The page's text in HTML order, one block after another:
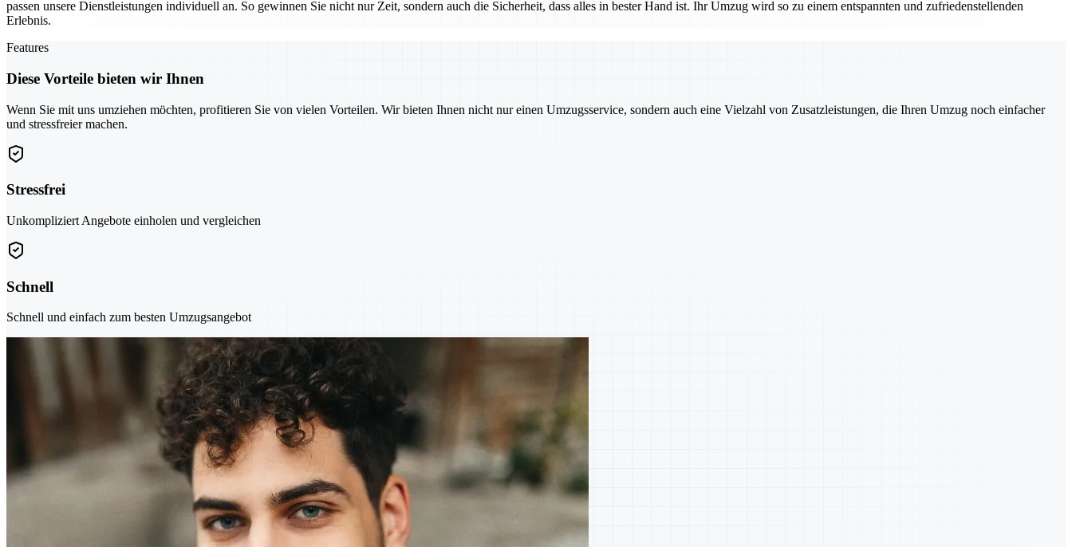
passen unsere Dienstleistungen individuell an. So gewinnen Sie nicht nur Zeit, sondern auch die Sicherheit, dass alles in bester Hand ist. Ihr Umzug wird so zu einem entspannten und zufriedenstellenden
Erlebnis.
Features
Diese Vorteile bieten wir Ihnen
Wenn Sie mit uns umziehen möchten, profitieren Sie von vielen Vorteilen. Wir bieten Ihnen nicht nur einen Umzugsservice, sondern auch eine Vielzahl von Zusatzleistungen, die Ihren Umzug noch einfacher
und stressfreier machen.
Stressfrei
Unkompliziert Angebote einholen und vergleichen
Schnell
Schnell und einfach zum besten Umzugsangebot